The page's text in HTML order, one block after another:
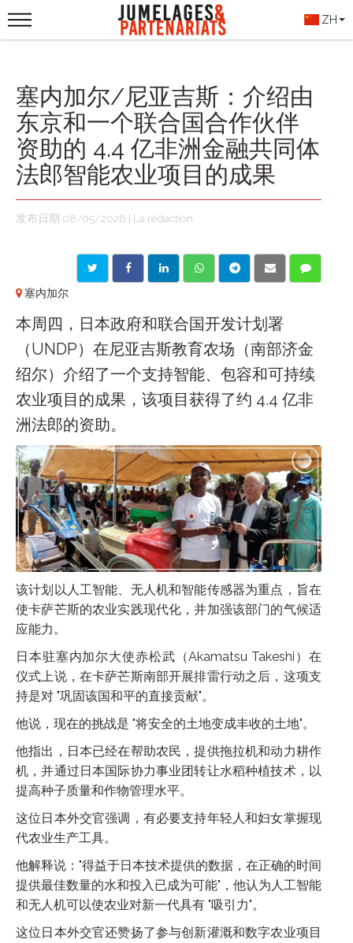
ZH
塞内加尔/尼亚吉斯：介绍由
东京和一个联合国合作伙伴
资助的 4.4 亿非洲金融共同体
法郎智能农业项目的成果
发布日期 08/05/2026 | La rédaction
塞内加尔
本周四，日本政府和联合国开发计划署
（UNDP）在尼亚吉斯教育农场（南部济金
绍尔）介绍了一个支持智能、包容和可持续
农业项目的成果，该项目获得了约 4.4 亿非
洲法郎的资助。
该计划以人工智能、无人机和智能传感器为重点，旨在
使卡萨芒斯的农业实践现代化，并加强该部门的气候适
应能力。
日本驻塞内加尔大使赤松武（Akamatsu Takeshi）在
仪式上说，在卡萨芒斯南部开展排雷行动之后，这项支
持是对 "巩固该国和平的直接贡献"。
他说，现在的挑战是 "将安全的土地变成丰收的土地"。
他指出，日本已经在帮助农民，提供拖拉机和动力耕作
机，并通过日本国际协力事业团转让水稻种植技术，以
提高种子质量和作物管理水平。
这位日本外交官强调，有必要支持年轻人和妇女掌握现
代农业生产工具。
他解释说："得益于日本技术提供的数据，在正确的时间
提供最佳数量的水和投入已成为可能"，他认为人工智能
和无人机可以使农业对新一代具有 "吸引力"。
这位日本外交官还赞扬了参与创新灌溉和数字农业项目